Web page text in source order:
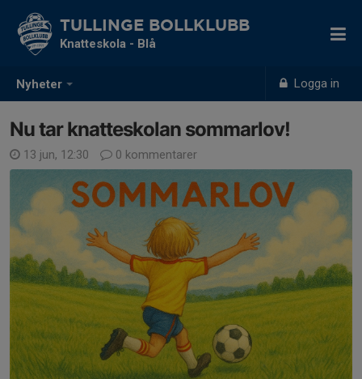
Nyheter Logga in
TULLINGE BOLLKLUBB
Knatteskola - Blå
Nu tar knatteskolan sommarlov!
13 jun, 12:30 0 kommentarer